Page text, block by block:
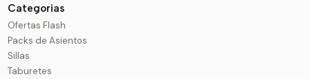
Categorias
Ofertas Flash
Packs de Asientos
Sillas
Taburetes